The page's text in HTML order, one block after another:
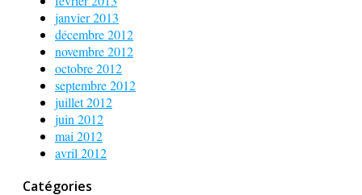
janvier 2013
décembre 2012
novembre 2012
octobre 2012
septembre 2012
juillet 2012
juin 2012
mai 2012
avril 2012
Catégories